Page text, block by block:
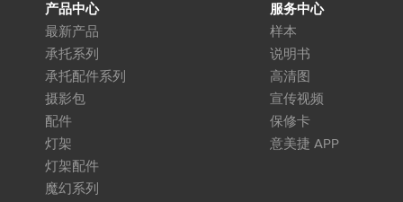
产品中心
最新产品
承托系列
承托配件系列
摄影包
配件
灯架
灯架配件
魔幻系列
服务中心
样本
说明书
高清图
宣传视频
保修卡
意美捷 APP